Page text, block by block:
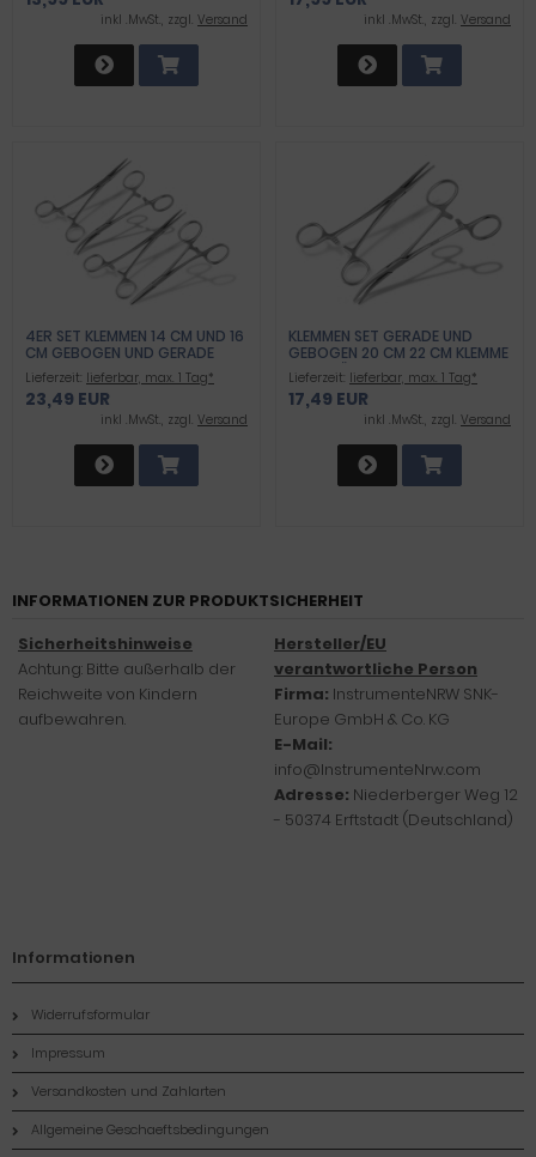
inkl .MwSt., zzgl. Versand inkl .MwSt., zzgl. Versand
4ER SET KLEMMEN 14 CM UND 16
CM GEBOGEN UND GERADE
INNENVERZAHNT
Lieferzeit: lieferbar, max. 1 Tag*
23,49 EUR
inkl .MwSt., zzgl. Versand
KLEMMEN SET GERADE UND
GEBOGEN 20 CM 22 CM KLEMME
HAKENLÖSER EDELSTAHL
Lieferzeit: lieferbar, max. 1 Tag*
17,49 EUR
inkl .MwSt., zzgl. Versand
INFORMATIONEN ZUR PRODUKTSICHERHEIT
Sicherheitshinweise
Achtung: Bitte außerhalb der
Reichweite von Kindern
aufbewahren.
Hersteller/EU
verantwortliche Person
Firma: InstrumenteNRW SNK-
Europe GmbH & Co. KG
E-Mail:
info@InstrumenteNrw.com
Adresse: Niederberger Weg 12
- 50374 Erftstadt (Deutschland)
Informationen
Widerrufsformular
Impressum
Versandkosten und Zahlarten
Allgemeine Geschaeftsbedingungen